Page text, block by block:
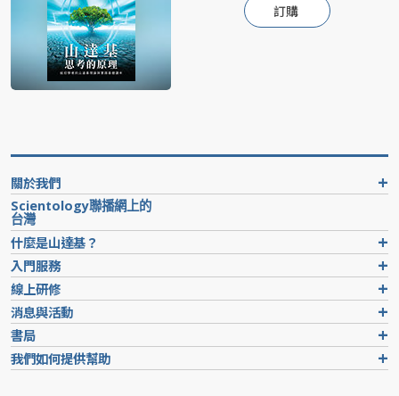
訂購
關於我們
Scientology聯播網上的
台灣
什麼是山達基？
入門服務
線上研修
消息與活動
書局
我們如何提供幫助